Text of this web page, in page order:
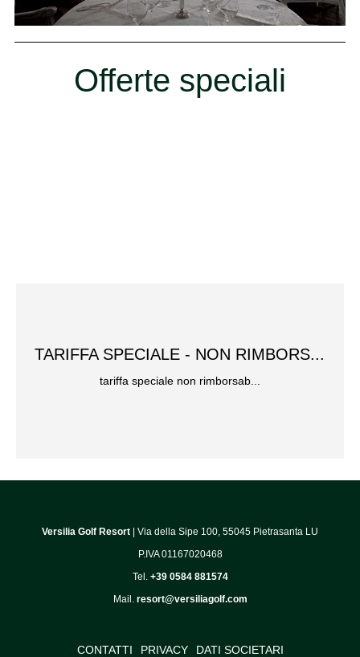
Offerte speciali
TARIFFA SPECIALE - NON RIMBORS...
tariffa speciale non rimborsab...
Versilia Golf Resort | Via della Sipe 100, 55045 Pietrasanta LU
P.IVA 01167020468
Tel. +39 0584 881574
Mail. resort@versiliagolf.com
CONTATTI PRIVACY DATI SOCIETARI